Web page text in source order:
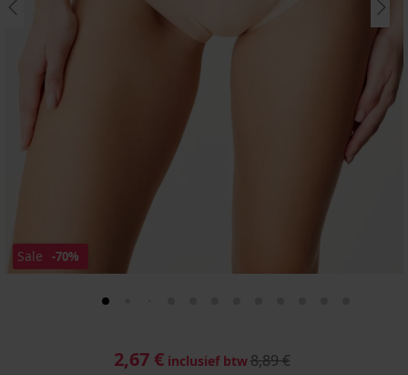
Sale -70%
2,67 € inclusief btw8,89 €